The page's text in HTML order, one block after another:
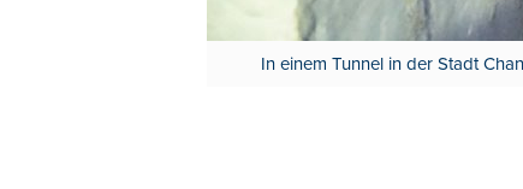
In einem Tunnel in der Stadt